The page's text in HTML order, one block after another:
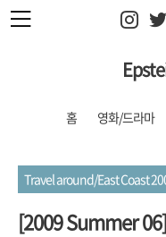
본문 바로가기
홈 영화/드라마
Travel around/East Coast
[2009 Summer